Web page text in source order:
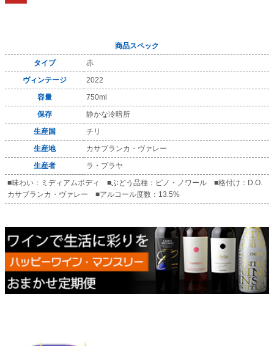
商品スペック
タイプ
赤
ヴィンテージ
2022
容量
750ml
保存
静かな冷暗所
生産国
チリ
生産地
カサブランカ・ヴァレー
生産者
ラ・プラヤ
■味わい：ミディアムボディ ■ぶどう品種：ピノ・ノワール ■格付け：D.O.
カサブランカ・ヴァレー ■アルコール度数：13.5%